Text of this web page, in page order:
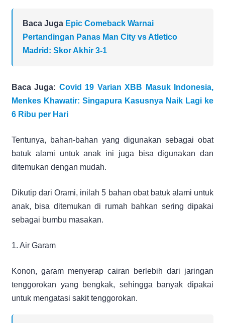
Baca Juga Epic Comeback Warnai
Pertandingan Panas Man City vs Atletico
Madrid: Skor Akhir 3-1
Baca Juga: Covid 19 Varian XBB Masuk Indonesia,
Menkes Khawatir: Singapura Kasusnya Naik Lagi ke
6 Ribu per Hari
Tentunya, bahan-bahan yang digunakan sebagai obat
batuk alami untuk anak ini juga bisa digunakan dan
ditemukan dengan mudah.
Dikutip dari Orami, inilah 5 bahan obat batuk alami untuk
anak, bisa ditemukan di rumah bahkan sering dipakai
sebagai bumbu masakan.
1. Air Garam
Konon, garam menyerap cairan berlebih dari jaringan
tenggorokan yang bengkak, sehingga banyak dipakai
untuk mengatasi sakit tenggorokan.